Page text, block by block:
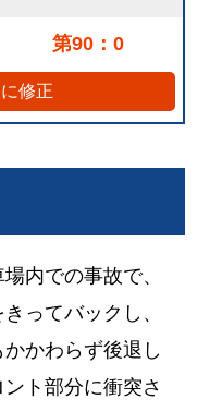
第90：0
修正
内での事故で、
ってバックし、
かわらず後退し
ト部分に衝突さ